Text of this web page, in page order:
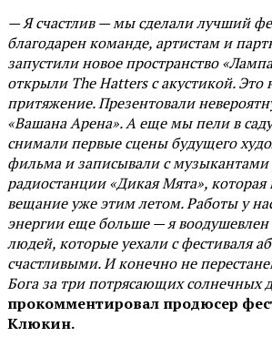
— Я счастлив — мы сделали лучший
благодарен команде, артистам и
запустили новое пространство
открыли The Hatters с акустикой. Это
притяжение. Презентовали
«Вашана Арена». А еще мы пели в
снимали первые сцены будущего
фильма и записывали с
радиостанции «Дикая Мята», которая
вещание уже этим летом. Работы у
энергии еще больше — я
людей, которые уехали с фестиваля
счастливыми. И конечно не
Бога за три потрясающих солнечных
прокомментировал продюсер
Клюкин.